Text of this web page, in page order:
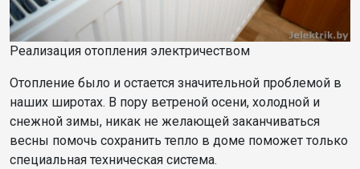
Реализация отопления электричеством
Отопление было и остается значительной проблемой в
наших широтах. В пору ветреной осени, холодной и
снежной зимы, никак не желающей заканчиваться
весны помочь сохранить тепло в доме поможет только
специальная техническая система.